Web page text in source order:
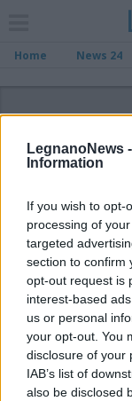
LegnanoNews -
Information
If you wish to opt-
processing of
targeted
section to confirm
opt-out request is
interest-based
us or personal
your opt-out. You
disclosure of your
IAB’s list of
also be disclosed
Home News 24
Archivio di
Filtro per data
Non è stato
Vai